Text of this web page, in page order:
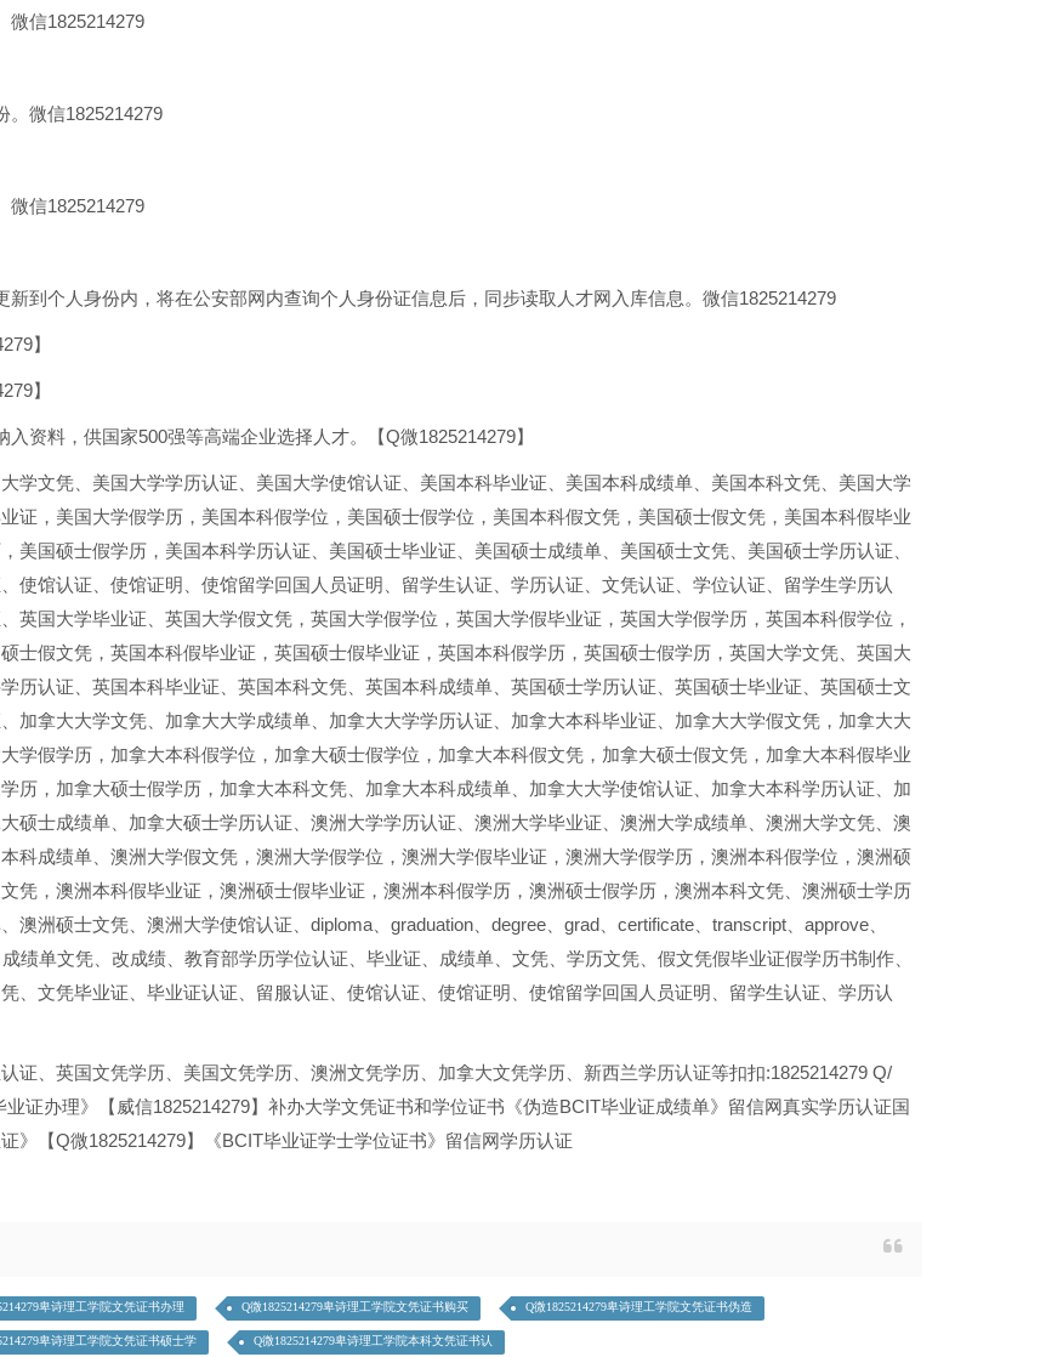
微信1825214279
。微信1825214279
微信1825214279
到个人身份内，将在公安部网内查询个人身份证信息后，同步读取人才网入库信息。微信1825214279
】
】
资料，供国家500强等高端企业选择人才。【Q微1825214279】
学文凭、美国大学学历认证、美国大学使馆认证、美国本科毕业证、美国本科成绩单、美国本科文凭、美国大学
证，美国大学假学历，美国本科假学位，美国硕士假学位，美国本科假文凭，美国硕士假文凭，美国本科假毕业
美国硕士假学历，美国本科学历认证、美国硕士毕业证、美国硕士成绩单、美国硕士文凭、美国硕士学历认证、
使馆认证、使馆证明、使馆留学回国人员证明、留学生认证、学历认证、文凭认证、学位认证、留学生学历认
英国大学毕业证、英国大学假文凭，英国大学假学位，英国大学假毕业证，英国大学假学历，英国本科假学位，
士假文凭，英国本科假毕业证，英国硕士假毕业证，英国本科假学历，英国硕士假学历，英国大学文凭、英国大
历认证、英国本科毕业证、英国本科文凭、英国本科成绩单、英国硕士学历认证、英国硕士毕业证、英国硕士文
加拿大大学文凭、加拿大大学成绩单、加拿大大学学历认证、加拿大本科毕业证、加拿大大学假文凭，加拿大大
学假学历，加拿大本科假学位，加拿大硕士假学位，加拿大本科假文凭，加拿大硕士假文凭，加拿大本科假毕业
历，加拿大硕士假学历，加拿大本科文凭、加拿大本科成绩单、加拿大大学使馆认证、加拿大本科学历认证、加
硕士成绩单、加拿大硕士学历认证、澳洲大学学历认证、澳洲大学毕业证、澳洲大学成绩单、澳洲大学文凭、澳
科成绩单、澳洲大学假文凭，澳洲大学假学位，澳洲大学假毕业证，澳洲大学假学历，澳洲本科假学位，澳洲硕
凭，澳洲本科假毕业证，澳洲硕士假毕业证，澳洲本科假学历，澳洲硕士假学历，澳洲本科文凭、澳洲硕士学历
澳洲硕士文凭、澳洲大学使馆认证、diploma、graduation、degree、grad、certificate、transcript、approve、
绩单文凭、改成绩、教育部学历学位认证、毕业证、成绩单、文凭、学历文凭、假文凭假毕业证假学历书制作、
、文凭毕业证、毕业证认证、留服认证、使馆认证、使馆证明、使馆留学回国人员证明、留学生认证、学历认
证、英国文凭学历、美国文凭学历、澳洲文凭学历、加拿大文凭学历、新西兰学历认证等扣扣:1825214279 Q/
证办理》【威信1825214279】补办大学文凭证书和学位证书《伪造BCIT毕业证成绩单》留信网真实学历认证国
》【Q微1825214279】《BCIT毕业证学士学位证书》留信网学历认证
卑诗理工学院文凭证书办理 Q微1825214279卑诗理工学院文凭证书购买 Q微1825214279卑诗理工学院文凭证书伪造
卑诗理工学院文凭证书硕士学 Q微1825214279卑诗理工学院本科文凭证书认